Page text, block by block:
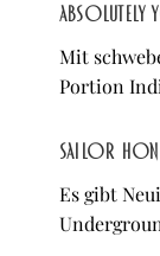
Absolutely
Mit
Portion
Sailor
Es gibt